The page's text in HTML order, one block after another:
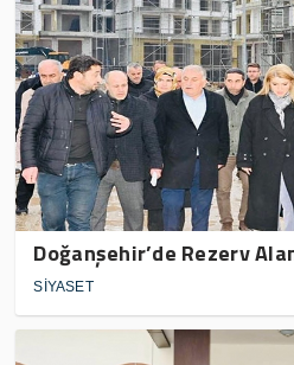
Doğanşehir’de Rezerv
SİYASET